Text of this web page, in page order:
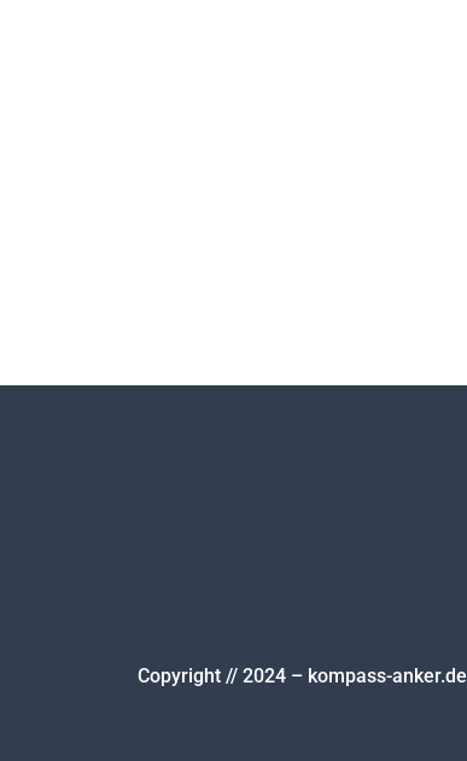
Copyright // 2024 – kompass-anker.de